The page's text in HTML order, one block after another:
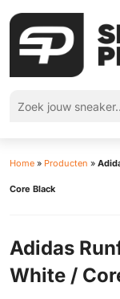
Home » Producten »
Core Black
Adidas
White /